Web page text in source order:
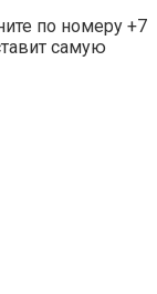
по номеру +7
самую